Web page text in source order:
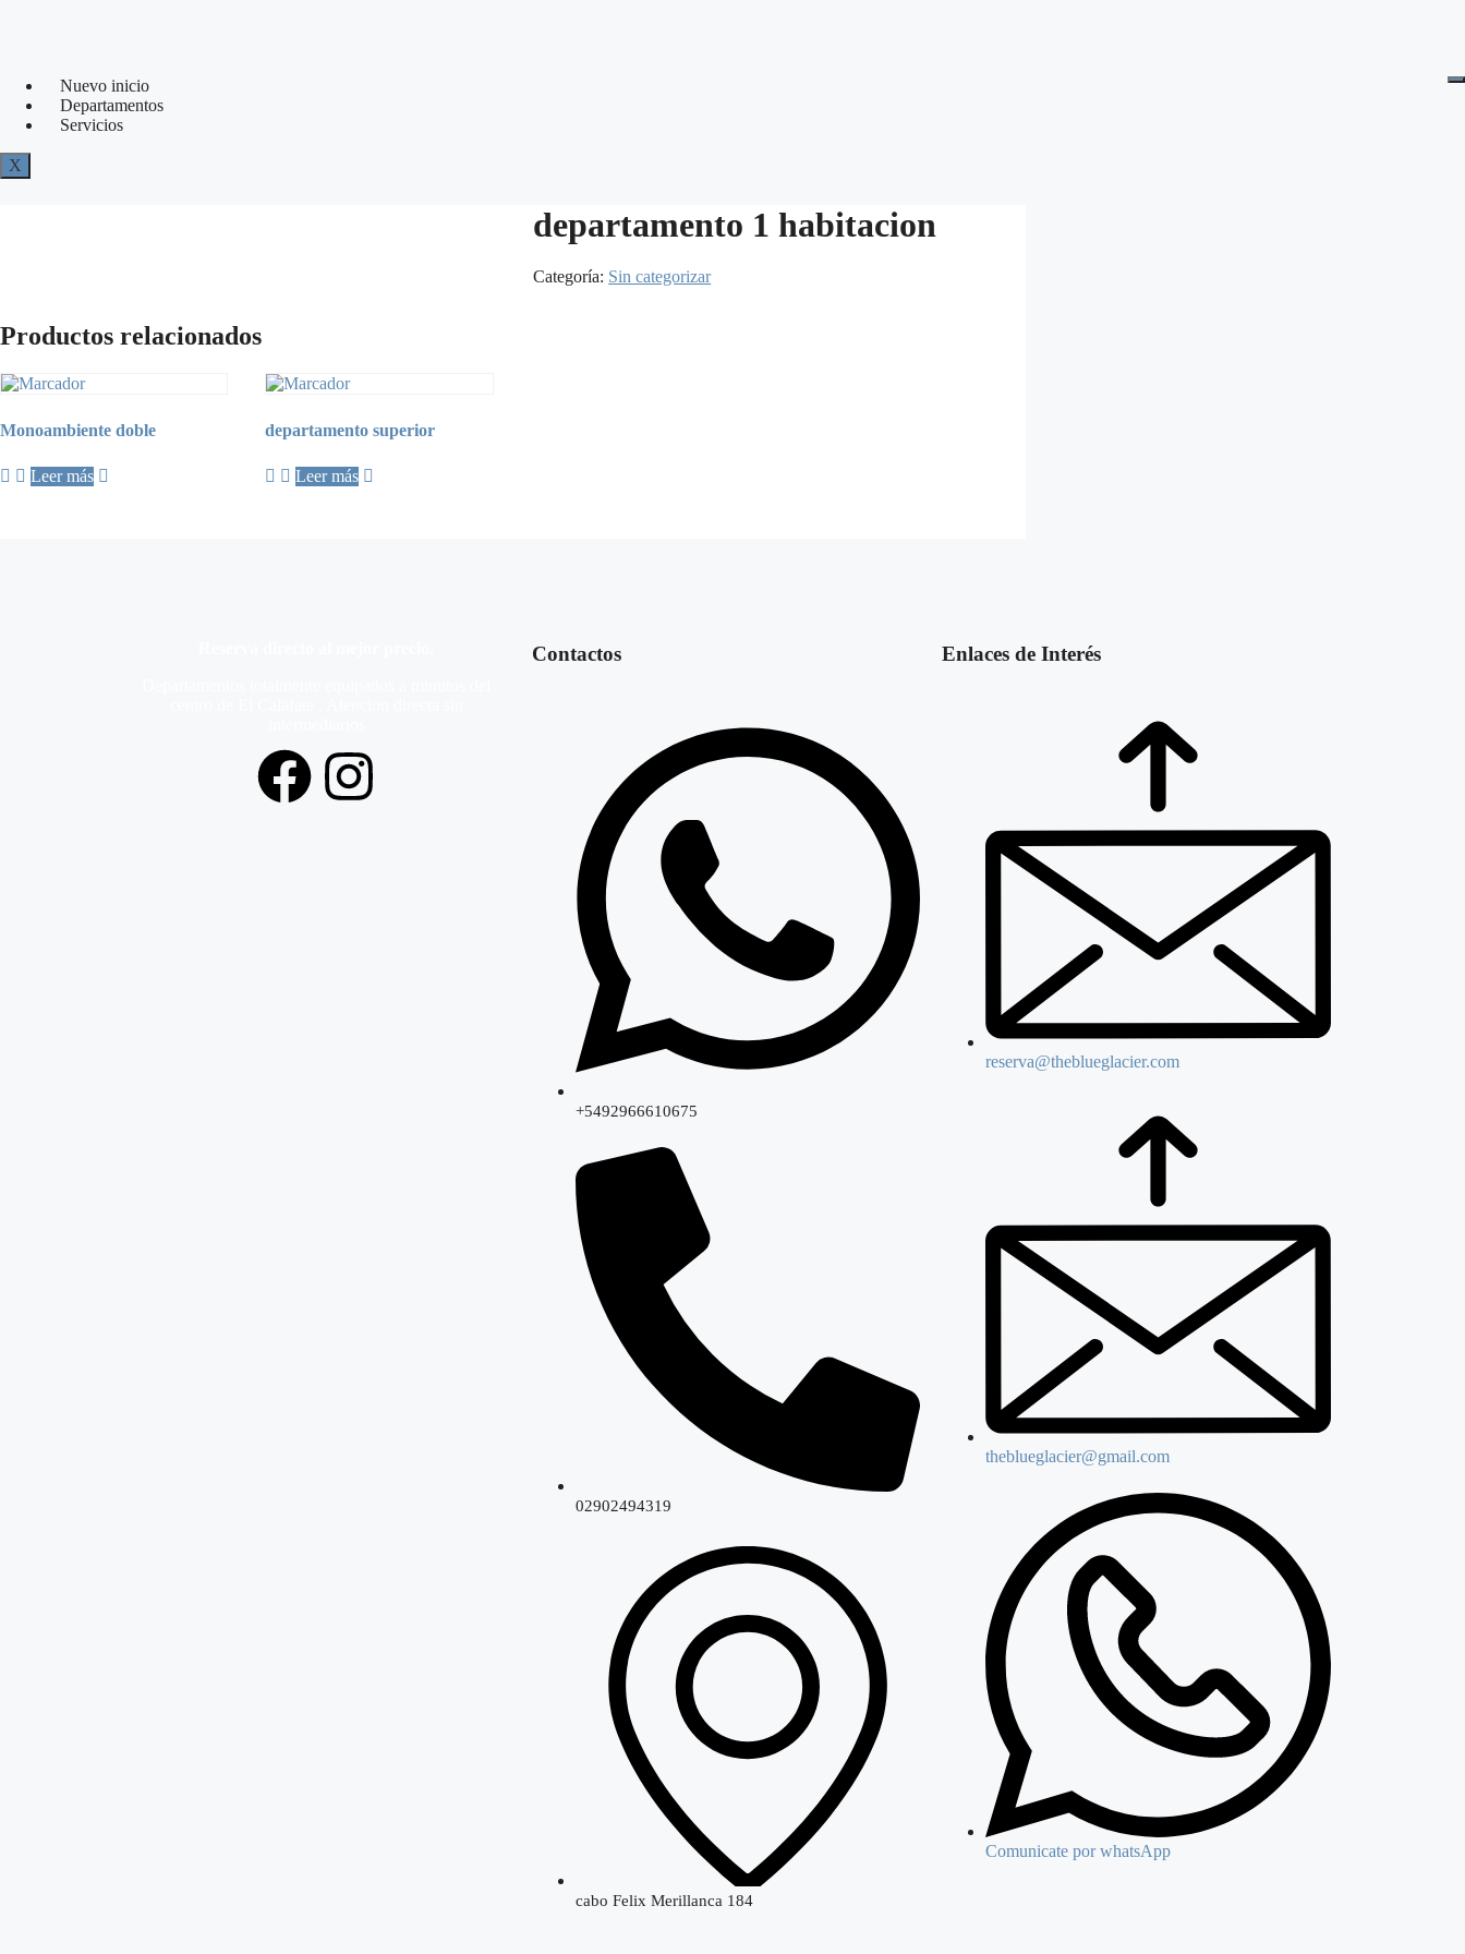
Nuevo inicio
Departamentos
Servicios
X
departamento 1 habitacion
Categoría: Sin categorizar
Productos relacionados
Monoambiente doble
Leer más
departamento superior
Leer más
Contactos
+5492966610675
02902494319
cabo Felix Merillanca 184
Enlaces de Interés
reserva@theblueglacier.com
theblueglacier@gmail.com
Comunicate por whatsApp